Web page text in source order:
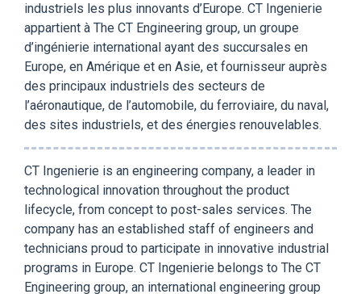
industriels les plus innovants d’Europe. CT Ingenierie
appartient à The CT Engineering group, un groupe
d’ingénierie international ayant des succursales en
Europe, en Amérique et en Asie, et fournisseur auprès
des principaux industriels des secteurs de
l’aéronautique, de l’automobile, du ferroviaire, du naval,
des sites industriels, et des énergies renouvelables.
CT Ingenierie is an engineering company, a leader in
technological innovation throughout the product
lifecycle, from concept to post-sales services. The
company has an established staff of engineers and
technicians proud to participate in innovative industrial
programs in Europe. CT Ingenierie belongs to The CT
Engineering group, an international engineering group